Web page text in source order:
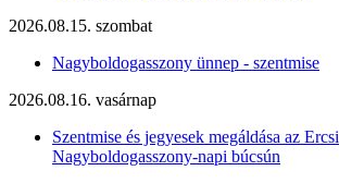
2026.08.15. szombat
Nagyboldogasszony ünnep - szentmise
2026.08.16. vasárnap
Szentmise és jegyesek megáldása az Ercsi
Nagyboldogasszony-napi búcsún